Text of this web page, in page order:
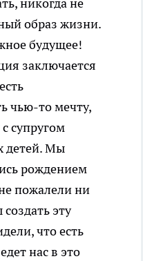
никогда не
образ жизни.
будущее!
заключается
чью-то мечту,
супругом
детей. Мы
рождением
пожалели ни
эту
что есть
нас в это